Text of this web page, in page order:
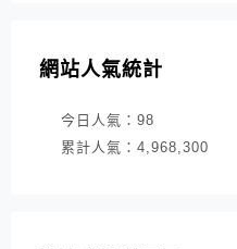
網站人氣統計
今日人氣： 98
累計人氣： 4,968,300